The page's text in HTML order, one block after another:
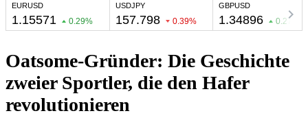
Oatsome-Gründer: Die Geschichte
zweier Sportler, die den Hafer
revolutionieren